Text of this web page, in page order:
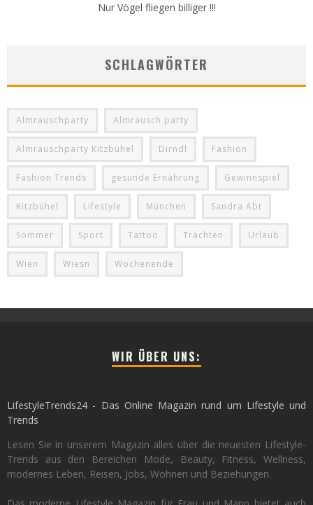
Nur Vögel fliegen billiger !!!
SCHLAGWÖRTER
Almrauschparty Almrausch party
Almrauschparty Kitzbühel Dirndl Fashion
Fashion Trends gesunde Ernährung Gewinnspiel
Kitzbühel Lifestyle München Sandra Abt
Sommer Sport Tattoo Trachten Urlaub
Wien Wiesn Wochenende
WIR ÜBER UNS:
LifestyleTrends24 - Das Online Magazin rund um Lifestyle und
Trends
Lesen Sie in unserem Magazin alles über die neuesten Lifestyle-
Trends aus den Bereichen Mode, Beauty, Fitness, Wellness,
modernes Leben, Reisen, Jobs, Wohnen und Beziehungen.